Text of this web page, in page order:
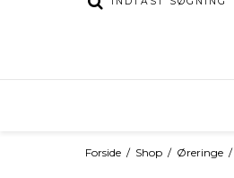
Forside / Shop / Øreringe /